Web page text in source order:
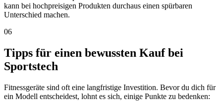
kann bei hochpreisigen Produkten durchaus einen spürbaren
Unterschied machen.
06
Tipps für einen bewussten Kauf bei
Sportstech
Fitnessgeräte sind oft eine langfristige Investition. Bevor du dich für
ein Modell entscheidest, lohnt es sich, einige Punkte zu bedenken: